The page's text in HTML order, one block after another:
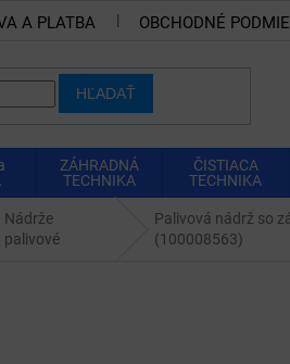
A PLATBA OBCHODNÉ
HĽADAŤ
ZÁHRADNÁ
TECHNIKA
ČISTIACA
TECHNIKA
Nádrže
palivové
Palivová nádrž so
(100008563)